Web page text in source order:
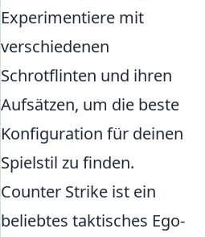
Experimentiere mit
verschiedenen
Schrotflinten und ihren
Aufsätzen, um die beste
Konfiguration für deinen
Spielstil zu finden.
Counter Strike ist ein
beliebtes taktisches Ego-